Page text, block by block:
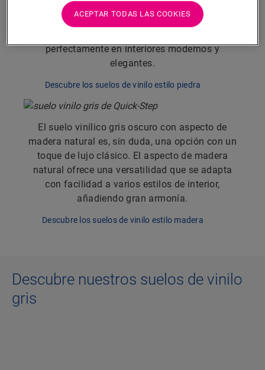
una sensación de amplitud y continuidad con el
exterior. Con su lujo discreto y su calidad
perfectamente en interiores modernos y
elegantes.
Descubre los suelos de vinilo estilo piedra
El suelo vinílico gris oscuro con aspecto de
madera natural es, sin duda, una opción con un
toque de lujo clásico. El aspecto de madera
natural ofrece una versatilidad que se adapta
con facilidad a varios estilos de interior,
añadiendo gran armonía.
Descubre los suelos de vinilo estilo madera
Descubre nuestros suelos de vinilo
gris
ACEPTAR TODAS LAS COOKIES